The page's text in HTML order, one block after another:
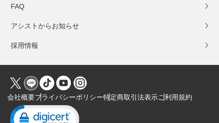
FAQ
アシストからお知らせ
採用情報
会社概要プライバシーポリシー特定商取引法表示ご利用規約
Click to open certificate verification popup